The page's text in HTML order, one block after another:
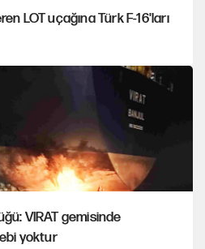
LOT uçağına Türk F-16'ları
VIRAT gemisinde
yoktur